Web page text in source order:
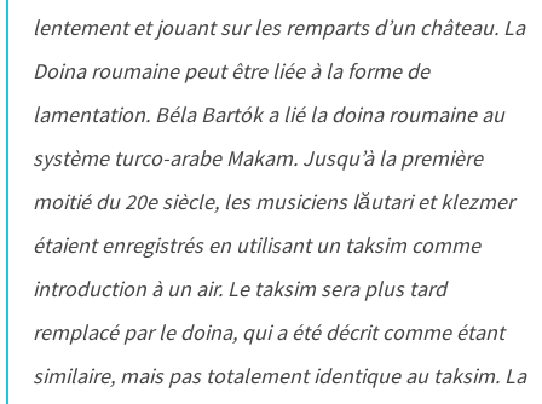
lentement et jouant sur les remparts d’un château. La
Doina roumaine peut être liée à la forme de
lamentation. Béla Bartók a lié la doina roumaine au
système turco-arabe Makam. Jusqu’à la première
moitié du 20e siècle, les musiciens lăutari et klezmer
étaient enregistrés en utilisant un taksim comme
introduction à un air. Le taksim sera plus tard
remplacé par le doina, qui a été décrit comme étant
similaire, mais pas totalement identique au taksim. La